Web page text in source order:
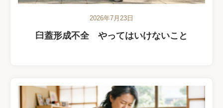
2026年7月23日
臼蓋形成不全 やってはいけないこと